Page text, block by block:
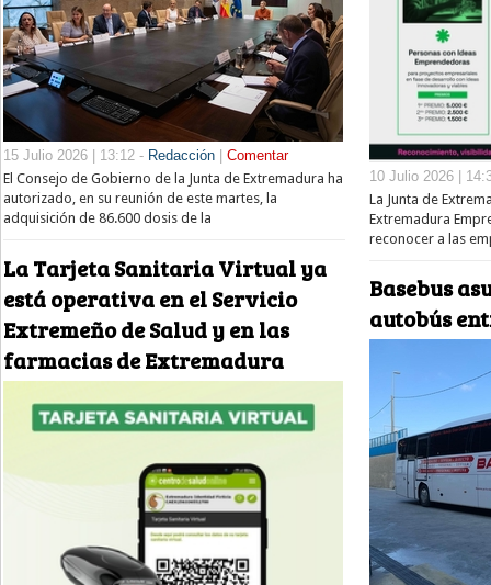
15 Julio 2026 | 13:12 - Redacción
Comentar
El Consejo de Gobierno de la Junta de Extremadura ha
autorizado, en su reunión de este martes, la
adquisición de 86.600 dosis de la
La Tarjeta Sanitaria Virtual ya
está operativa en el Servicio
Extremeño de Salud y en las
farmacias de Extremadura
10 Julio 2026 |
La Junta de
Extremadura
reconocer a las
Basebus
autobús